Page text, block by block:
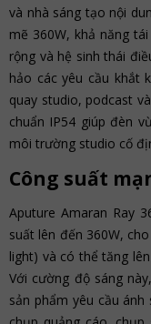
và nhà sáng tạo nội
mẽ 360W, khả năng
rộng và hệ sinh thái
hảo các yêu cầu khắt
quay studio, podcast
chuẩn IP54 giúp đèn
môi trường studio cố
Công suất
Aputure Amaran Ray
suất lên đến 360W,
light) và có thể tăng
Với cường độ sáng
sản phẩm yêu cầu